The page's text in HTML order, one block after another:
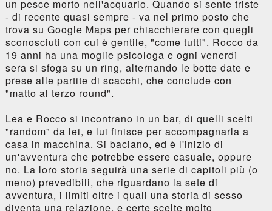
un pesce morto nell'acquario. Quando si sente triste
- di recente quasi sempre - va nel primo posto che
trova su Google Maps per chiacchierare con quegli
sconosciuti con cui è gentile, "come tutti". Rocco da
19 anni ha una moglie psicologa e ogni venerdì
sera si sfoga su un ring, alternando le botte date e
prese alle partite di scacchi, che conclude con
"matto al terzo round".
Lea e Rocco si incontrano in un bar, di quelli scelti
"random" da lei, e lui finisce per accompagnarla a
casa in macchina. Si baciano, ed è l'inizio di
un'avventura che potrebbe essere casuale, oppure
no. La loro storia seguirà una serie di capitoli più (o
meno) prevedibili, che riguardano la sete di
avventura, i limiti oltre i quali una storia di sesso
diventa una relazione, e certe scelte molto